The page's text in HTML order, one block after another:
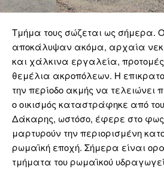
Τμήμα τους σώζεται ως σήμερα.
αποκάλυψαν ακόμα, αρχαία
και χάλκινα εργαλεία,
θεμέλια ακροπόλεων. Η
την περίοδο ακμής να τελειώνει
ο οικισμός καταστράφηκε από
Δάκαρης, ωστόσο, έφερε στο
μαρτυρούν την περιορισμένη
ρωμαϊκή εποχή. Σήμερα είναι
τμήματα του ρωμαϊκού